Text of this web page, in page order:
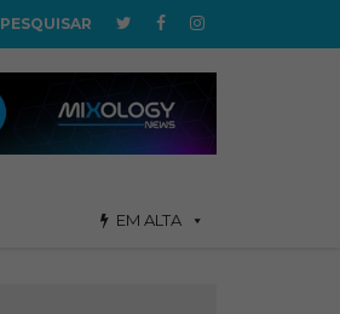
PESQUISAR
EM ALTA